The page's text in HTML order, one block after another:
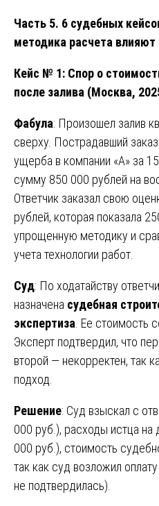
Часть 5. 6 судебных
методика расчета
Кейс № 1: Спор о
после залива (Москва,
Фабула: Произошел залив
сверху. Пострадавший
ущерба в компании «А» за
сумму 850 000 рублей на
Ответчик заказал свою
рублей, которая показала
упрощенную методику и
учета технологии работ.
Суд: По ходатайству
назначена судебная
экспертиза . Ее стоимость
Эксперт подтвердил, что
второй — некорректен, так
подход.
Решение: Суд взыскал с
000 руб.), расходы истца
000 руб.), стоимость
так как суд возложил
не подтвердилась).